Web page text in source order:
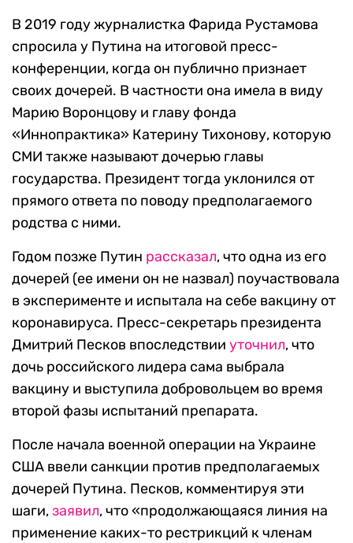
В 2019 году журналистка Фарида Рустамова
спросила у Путина на итоговой пресс-
конференции, когда он публично признает
своих дочерей. В частности она имела в виду
Марию Воронцову и главу фонда
«Иннопрактика» Катерину Тихонову, которую
СМИ также называют дочерью главы
государства. Президент тогда уклонился от
прямого ответа по поводу предполагаемого
родства с ними.
Годом позже Путин рассказал, что одна из его
дочерей (ее имени он не назвал) поучаствовала
в эксперименте и испытала на себе вакцину от
коронавируса. Пресс-секретарь президента
Дмитрий Песков впоследствии уточнил, что
дочь российского лидера сама выбрала
вакцину и выступила добровольцем во время
второй фазы испытаний препарата.
После начала военной операции на Украине
США ввели санкции против предполагаемых
дочерей Путина. Песков, комментируя эти
шаги,заявил, что «продолжающаяся линия на
применение каких-то рестрикций к членам